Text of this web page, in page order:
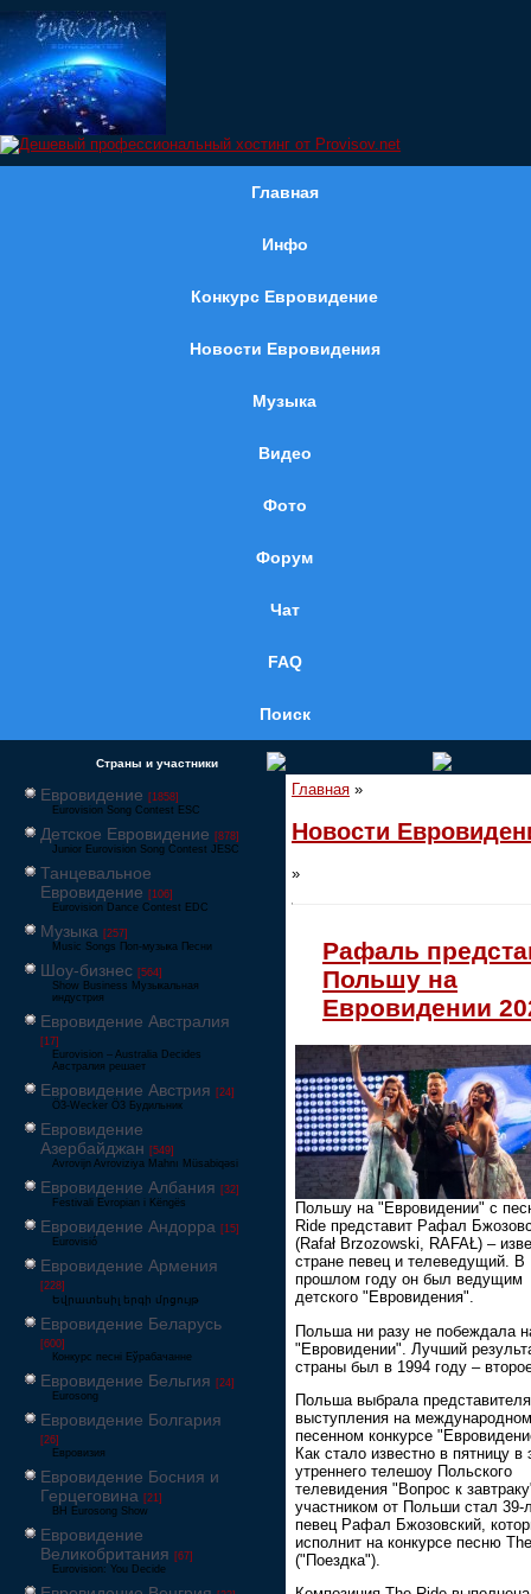
Главная
Инфо
Конкурс Евровидение
Новости Евровидения
Музыка
Видео
Фото
Форум
Чат
FAQ
Поиск
Страны и участники
Евровидение [1858]
Eurovision Song Contest ESC
Детское Евровидение [878]
Junior Eurovision Song Contest JESC
Танцевальное
Евровидение [106]
Eurovision Dance Contest EDC
Музыка [257]
Music Songs Поп-музыка Песни
Шоу-бизнес [564]
Show Business Музыкальная
индустрия
Евровидение Австралия
[17]
Eurovision – Australia Decides
Австралия решает
Евровидение Австрия [24]
Ö3-Wecker Ö3 Будильник
Евровидение
Азербайджан [549]
Avrovijn Avroviziya Mahnı Müsabiqəsi
Евровидение Албания [32]
Festivali Evropian i Këngës
Евровидение Андорра [15]
Eurovisió
Евровидение Армения
[228]
Եվրատեսիլ երգի մրցույթ
Евровидение Беларусь
[600]
Конкурс песні Еўрабачанне
Евровидение Бельгия [24]
Eurosong
Евровидение Болгария
[26]
Евровизия
Евровидение Босния и
Герцеговина [21]
BH Eurosong Show
Евровидение
Великобритания [67]
Eurovision: You Decide
Главная »
Новости
»
Рафаль
Польшу на
Евровидении
Польшу на "Евровидении" с
Ride представит Рафал
(Rafał Brzozowski, RAFAŁ) –
стране певец и телеведущий. В
прошлом году он был ведущим
детского "Евровидения".
Польша ни разу не побеждала
"Евровидении". Лучший
страны был в 1994 году –
Польша выбрала
выступления на международном
песенном конкурсе
Как стало известно в пятницу
утреннего телешоу Польского
телевидения "Вопрос к
участником от Польши стал 39-
певец Рафал Бжозовский,
исполнит на конкурсе песню
("Поездка").